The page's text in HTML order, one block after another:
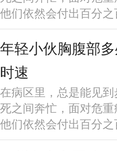
他们依然会付出百分
年轻小伙胸腹部
时速
在病区里，总是能见
死之间奔忙，面对危
他们依然会付出百分